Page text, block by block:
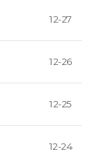
12-27
12-26
12-25
12-24